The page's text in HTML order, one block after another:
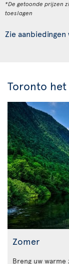
*De getoonde prijzen
toeslagen
Zie aanbiedingen
Toronto
Zomer
Breng uw